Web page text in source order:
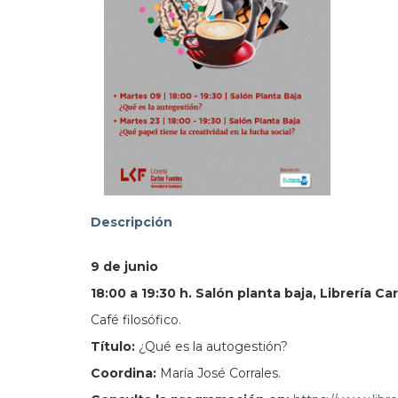
Descripción
9 de junio
18:00 a 19:30 h. Salón planta baja, Librería
Café filosófico.
Título: ¿Qué es la autogestión?
Coordina: María José Corrales.